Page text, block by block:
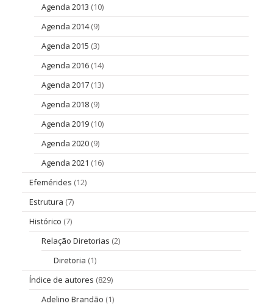
Agenda 2013 (10)
Agenda 2014(9)
Agenda 2015 (3)
Agenda 2016 (14)
Agenda 2017 (13)
Agenda 2018 (9)
Agenda 2019 (10)
Agenda 2020 (9)
Agenda 2021 (16)
Efemérides (12)
Estrutura (7)
Histórico (7)
Relação Diretorias (2)
Diretoria (1)
Índice de autores (829)
Adelino Brandão (1)